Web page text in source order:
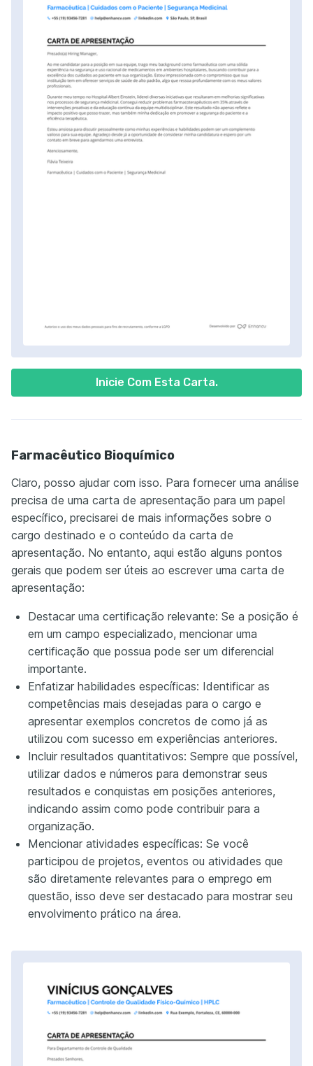
Inicie Com Esta Carta.
Farmacêutico Bioquímico
Claro, posso ajudar com isso. Para fornecer uma análise
precisa de uma carta de apresentação para um papel
específico, precisarei de mais informações sobre o
cargo destinado e o conteúdo da carta de
apresentação. No entanto, aqui estão alguns pontos
gerais que podem ser úteis ao escrever uma carta de
apresentação:
Destacar uma certificação relevante: Se a posição é
em um campo especializado, mencionar uma
certificação que possua pode ser um diferencial
importante.
Enfatizar habilidades específicas: Identificar as
competências mais desejadas para o cargo e
apresentar exemplos concretos de como já as
utilizou com sucesso em experiências anteriores.
Incluir resultados quantitativos: Sempre que possível,
utilizar dados e números para demonstrar seus
resultados e conquistas em posições anteriores,
indicando assim como pode contribuir para a
organização.
Mencionar atividades específicas: Se você
participou de projetos, eventos ou atividades que
são diretamente relevantes para o emprego em
questão, isso deve ser destacado para mostrar seu
envolvimento prático na área.